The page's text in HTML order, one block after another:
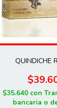
QUINDICHE
$35.640 con
bancaria o